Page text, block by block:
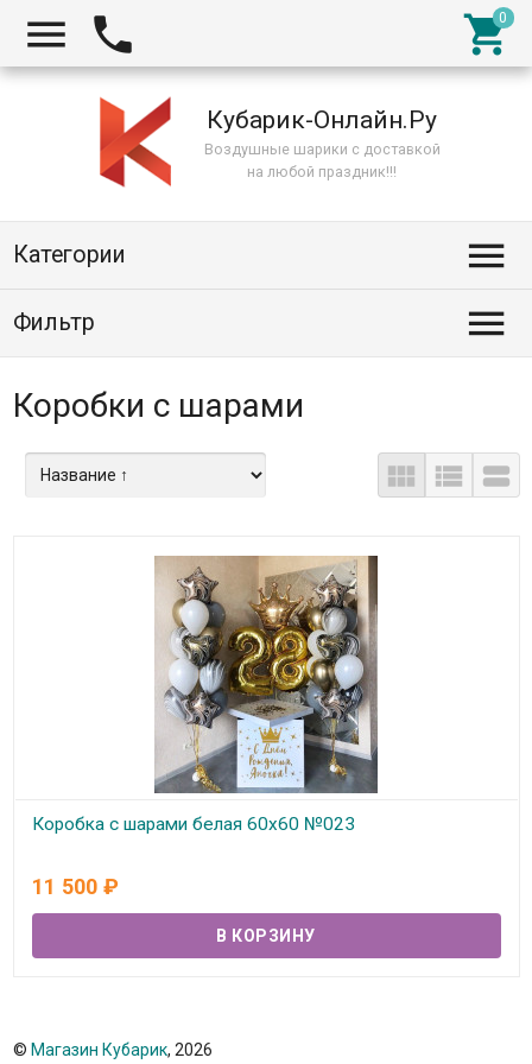
  
Кубарик-Онлайн.Ру
Воздушные шарики с доставкой
на любой праздник!!!
Категории 
Фильтр 
Коробки с шарами
  
Коробка с шарами белая 60х60 №023
11 500 ₽
© Магазин Кубарик, 2026